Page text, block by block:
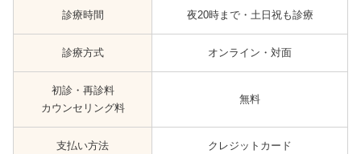
診療時間 夜20時まで・土日祝も診療
診療方式 オンライン・対面
初診・再診料
カウンセリング料
無料
支払い方法 クレジットカード